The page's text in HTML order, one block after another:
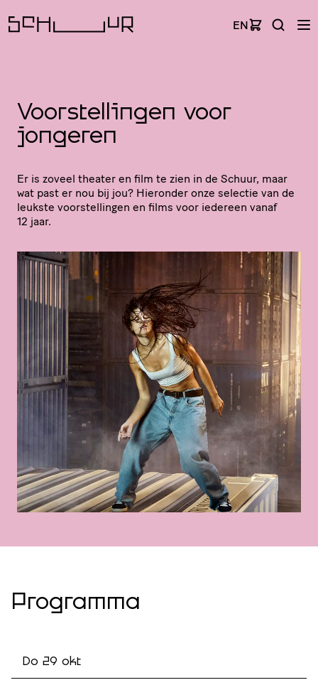
EN
Voorstellingen voor
jongeren
Er is zoveel theater en film te zien in de Schuur, maar
wat past er nou bij jou? Hieronder onze selectie van de
leukste voor­stel­lingen en films voor iedereen vanaf
12 jaar.
Programma
Do 29 okt